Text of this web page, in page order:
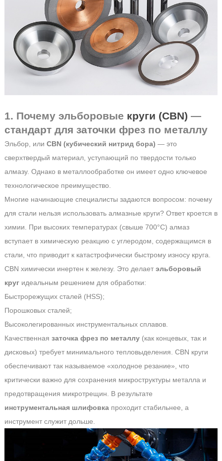
1. Почему эльборовые круги (CBN) —
стандарт для заточки фрез по металлу
Эльбор, или CBN (кубический нитрид бора) — это
сверхтвердый материал, уступающий по твердости только
алмазу. Однако в металлообработке он имеет одно ключевое
технологическое преимущество.
Многие начинающие специалисты задаются вопросом: почему
для стали нельзя использовать алмазные круги?Ответ кроется в
химии. При высоких температурах (свыше 700°C) алмаз
вступает в химическую реакцию с углеродом, содержащимся в
стали, что приводит к катастрофически быстрому износу круга.
CBN химически инертен к железу. Это делает эльборовый
кругидеальным решением для обработки:
Быстрорежущих сталей (HSS);
Порошковых сталей;
Высоколегированных инструментальных сплавов.
Качественная заточка фрез по металлу(как концевых, так и
дисковых) требует минимального тепловыделения. CBN круги
обеспечивают так называемое «холодное резание», что
критически важно для сохранения микроструктуры металла и
предотвращения микротрещин. В результате
инструментальная шлифовкапроходит стабильнее, а
инструмент служит дольше.